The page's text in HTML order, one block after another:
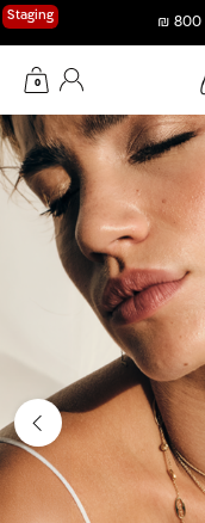
Staging
0
החשבון שלי